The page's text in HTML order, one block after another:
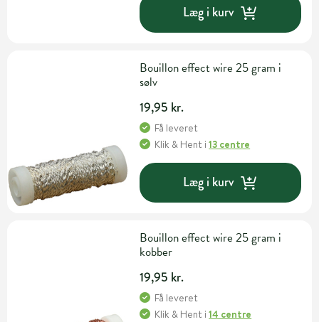
Læg i kurv
Bouillon effect wire 25 gram i
sølv
19,95 kr.
Få leveret
Klik & Hent i13 centre
Læg i kurv
Bouillon effect wire 25 gram i
kobber
19,95 kr.
Få leveret
Klik & Hent i14 centre